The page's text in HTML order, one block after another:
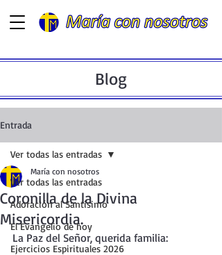
Blog
Entrada
Ver todas las entradas
Adoración al Santísimo
El Evangelio de hoy
Ejercicios Espirituales 2026
Ver todas las entradas
Coronilla de la Divina
Misericordia.
María con nosotros
La Paz del Señor, querida familia: